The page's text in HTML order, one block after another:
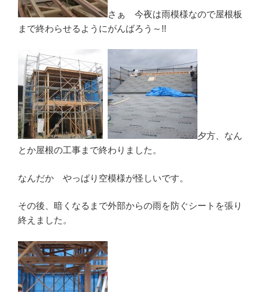
さぁ 今夜は雨模様なので屋根板
まで終わらせるようにがんばろう～!!
夕方、なん
とか屋根の工事まで終わりました。
なんだか やっぱり空模様が怪しいです。
その後、暗くなるまで外部からの雨を防ぐシートを張り
終えました。